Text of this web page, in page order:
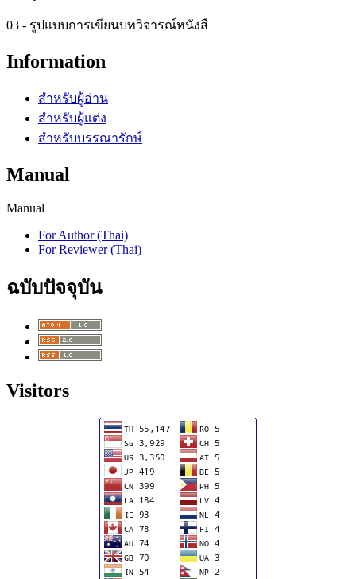
03 - รูปแบบการเขียนบทวิจารณ์หนังสื
Information
สำหรับผู้อ่าน
สำหรับผู้แต่ง
สำหรับบรรณารักษ์
Manual
Manual
For Author (Thai)
For Reviewer (Thai)
ฉบับปัจจุบัน
Visitors